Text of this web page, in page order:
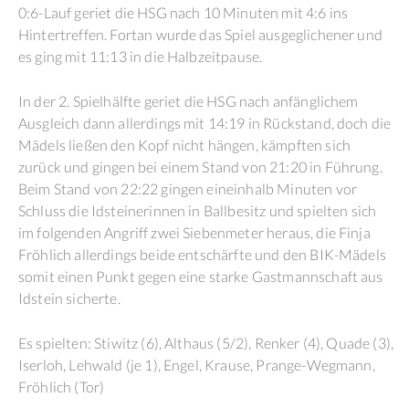
0:6-Lauf geriet die HSG nach 10 Minuten mit 4:6 ins
Hintertreffen. Fortan wurde das Spiel ausgeglichener und
es ging mit 11:13 in die Halbzeitpause.
In der 2. Spielhälfte geriet die HSG nach anfänglichem
Ausgleich dann allerdings mit 14:19 in Rückstand, doch die
Mädels ließen den Kopf nicht hängen, kämpften sich
zurück und gingen bei einem Stand von 21:20 in Führung.
Beim Stand von 22:22 gingen eineinhalb Minuten vor
Schluss die Idsteinerinnen in Ballbesitz und spielten sich
im folgenden Angriff zwei Siebenmeter heraus, die Finja
Fröhlich allerdings beide entschärfte und den BIK-Mädels
somit einen Punkt gegen eine starke Gastmannschaft aus
Idstein sicherte.
Es spielten: Stiwitz (6), Althaus (5/2), Renker (4), Quade (3),
Iserloh, Lehwald (je 1), Engel, Krause, Prange-Wegmann,
Fröhlich (Tor)